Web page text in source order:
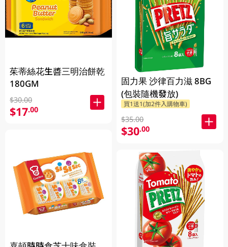
茱蒂絲花生醬三明治餅乾
180GM
$30.00
$17.00
固力果 沙律百力滋 8BG
(包裝隨機發放)
買1送1(加2件入購物車)
$35.00
$30.00